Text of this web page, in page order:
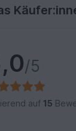
/5
auf 15